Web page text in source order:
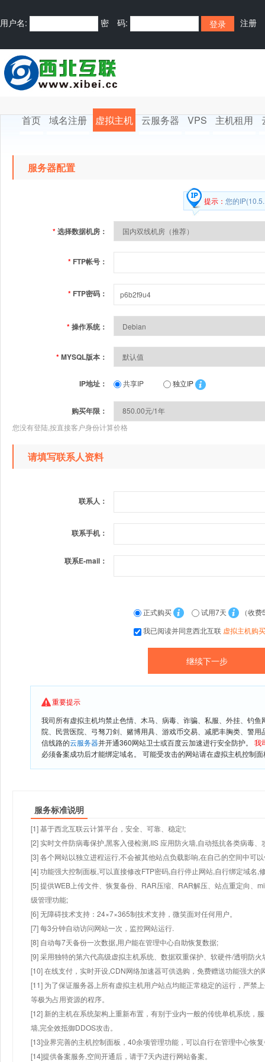
用户名: 密 码: 注册
首页 域名注册 虚拟主机 云服务器 VPS 主机租用
服务器配置
提示： 您的
*选择数据机房：
* FTP帐号：
* FTP密码：
*操作系统：
*MYSQL版本：
IP地址： 共享IP 独立IP
购买年限：
您没有登陆,按直接客户身份计算价格
请填写联系人资料
联系人：
联系手机：
联系E-mail：
正式购买 试用7天
（收费
我已阅读并同意西北互联 虚拟主机购
重要提示
我司所有虚拟主机均禁止色情、木马、病毒、诈骗、私服、外挂、钓
院、民营医院、弓驽刀剑、赌博用具、游戏币交易、减肥丰胸类、警
信线路的云服务器并开通360网站卫士或百度云加速进行安全防护。 我
必须备案成功后才能绑定域名。 可能受攻击的网站请在虚拟主机控制
服务标准说明
[1] 基于西北互联云计算平台，安全、可靠、稳定!;
[2] 实时文件防病毒保护,黑客入侵检测,IIS 应用防火墙,自动抵抗各类病毒、
[3] 各个网站以独立进程运行,不会被其他站点负载影响,在自己的空间中可
[4] 功能强大控制面板,可以直接修改FTP密码,自行停止网站,自行绑定域名,
[5] 提供WEB上传文件、恢复备份、RAR压缩、RAR解压、站点重定向、
级管理功能;
[6] 无障碍技术支持：24×7×365制技术支持，微笑面对任何用户。
[7] 每3分钟自动访问网站一次，监控网站运行.
[8] 自动每7天备份一次数据,用户能在管理中心自助恢复数据;
[9] 采用独特的第六代高级虚拟主机系统、数据双重保护、软硬件/透明防火
[10] 在线支付，实时开设,CDN网络加速器可供选购，免费赠送功能强大
[11] 为了保证服务器上所有虚拟主机用户站点均能正常稳定的运行，严禁
等极为占用资源的程序。
[12] 新的主机在系统架构上重新布置，有别于业内一般的传统单机系统，
墙,完全效抵御DDOS攻击。
[13]业界完善的主机控制面板，40余项管理功能，可以自行在管理中心恢
[14]提供备案服务,空间开通后，请于7天内进行网站备案。